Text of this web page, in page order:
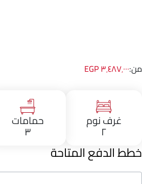
من:٣٬٤٨٧٬٠٠٠ EGP
غرف نوم
٢
حمامات
٣
خطط الدفع المتاحة